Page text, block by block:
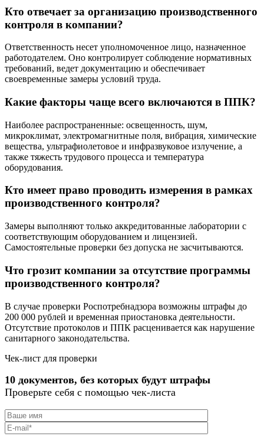
перечень должностей работников, подлежащих
медицинским осмотрам;
перечень веществ, факторов и объектов, в отношении
исследований и испытаний.
Объекты ППК:
и сооружения;
санитарно-защитные зоны;
транспорт;
сырьё, полуфабрикаты, продукция;
зоны санитарной охраны;
технологические процессы;
ППК утверждается руководителем организации, владельцем
или специально уполномоченным работником. Согласование
требуется.
ППК по качеству и безопасности питьевой воды
(п. 5 ПП РФ от 06.01.2015 № 10)
ППК в соответствии с постановлением Правительства РФ №
качества и безопасности питьевой воды, горячей воды»
включает:
перечень контролируемых показателей качества и
периодичность контроля и точки отбора проб;
перечень возможных аварийных ситуаций;
описание организации контроля качества питьевой
Для разработки ППК требуются следующие сведения:
Кто отвечает за организацию производственного
контроля в компании?
Ответственность несет уполномоченное лицо, назначенное
работодателем. Оно контролирует соблюдение нормативных
требований, ведет документацию и обеспечивает
своевременные замеры условий труда.
Какие факторы чаще всего включаются в ППК?
Наиболее распространенные: освещенность, шум,
микроклимат, электромагнитные поля, вибрация, химические
вещества, ультрафиолетовое и инфразвуковое излучение, а
также тяжесть трудового процесса и температура
оборудования.
Кто имеет право проводить измерения в рамках
производственного контроля?
Замеры выполняют только аккредитованные лаборатории с
соответствующим оборудованием и лицензией.
Самостоятельные проверки без допуска не засчитываются.
Что грозит компании за отсутствие программы
производственного контроля?
В случае проверки Роспотребнадзора возможны штрафы до
200 000 рублей и временная приостановка деятельности.
Отсутствие протоколов и ППК расценивается как нарушение
санитарного законодательства.
Чек-лист для проверки
10 документов, без которых будут штрафы
Проверьте себя с помощью чек-листа